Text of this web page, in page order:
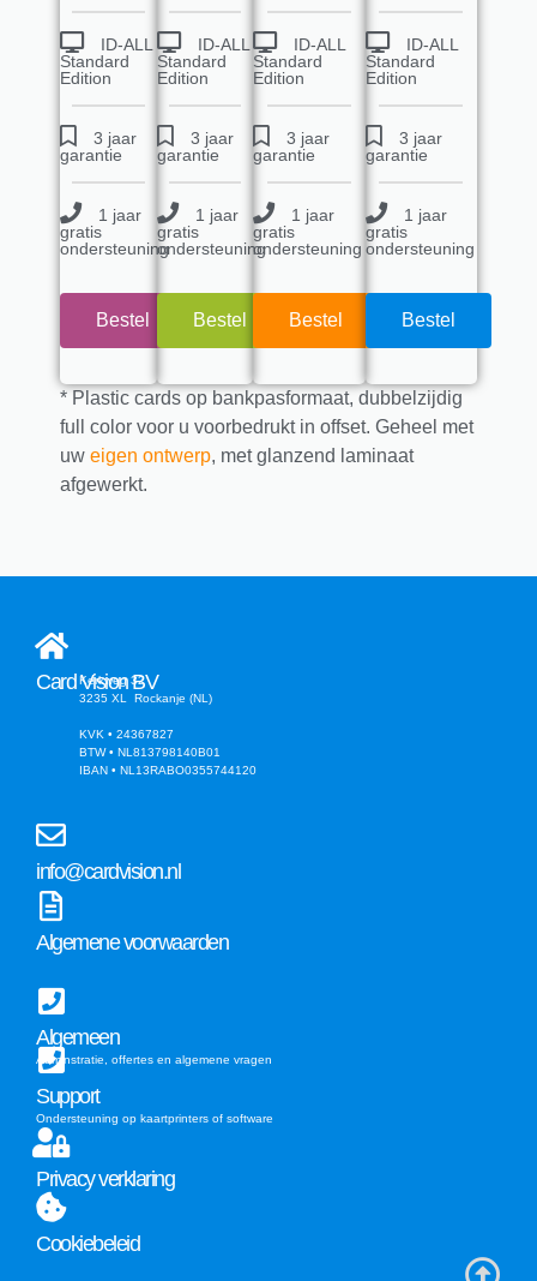
ID-ALL
Standard
Edition
3 jaar
garantie
1 jaar
gratis
ondersteuning
Bestel
ID-ALL
Standard
Edition
3 jaar
garantie
1 jaar
gratis
ondersteuning
Bestel
ID-ALL
Standard
Edition
3 jaar
garantie
1 jaar
gratis
ondersteuning
Bestel
ID-ALL
Standard
Edition
3 jaar
garantie
1 jaar
gratis
ondersteuning
Bestel
* Plastic cards op bankpasformaat, dubbelzijdig
full color voor u voorbedrukt in offset. Geheel met
uw eigen ontwerp, met glanzend laminaat
afgewerkt.
Card Vision BV
Kerkweg 32
3235 XL Rockanje (NL)
KVK • 24367827
BTW • NL813798140B01
IBAN • NL13RABO0355744120
info@cardvision.nl
Algemene voorwaarden
Algemeen
Adminstratie, offertes en algemene vragen
Support
Ondersteuning op kaartprinters of software
Privacy verklaring
Cookiebeleid